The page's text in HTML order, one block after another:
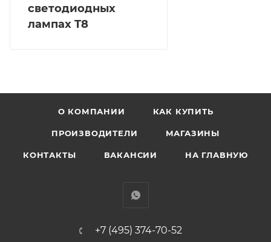
светодиодных
лампах T8
О КОМПАНИИ КАК КУПИТЬ
ПРОИЗВОДИТЕЛИ МАГАЗИНЫ
КОНТАКТЫ ВАКАНСИИ НА ГЛАВНУЮ
+7 (495) 374-70-52